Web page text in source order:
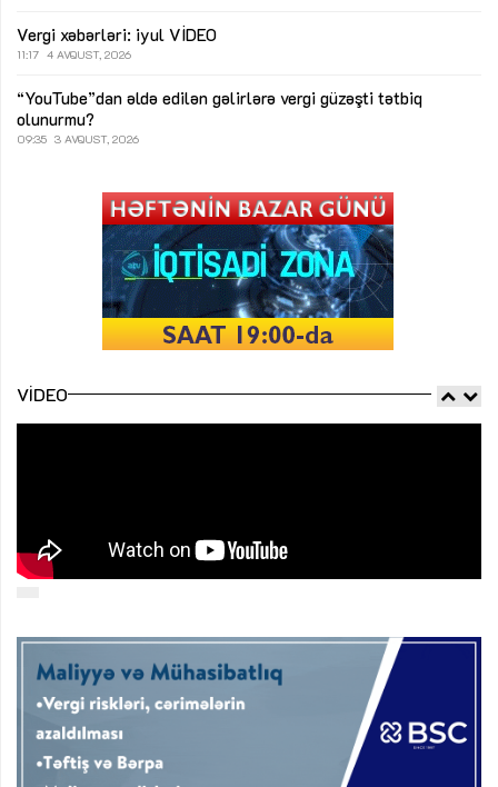
Vergi xəbərləri: iyul VİDEO
11:17 4 AVQUST, 2026
“YouTube”dan əldə edilən gəlirlərə vergi güzəşti tətbiq
olunurmu?
09:35 3 AVQUST, 2026
VIDEO